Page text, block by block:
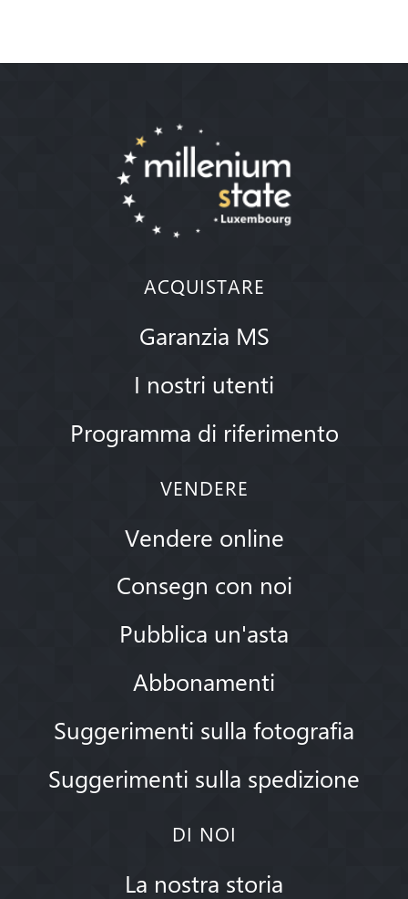
ACQUISTARE
Garanzia MS
I nostri utenti
Programma di riferimento
VENDERE
Vendere online
Consegn con noi
Pubblica un'asta
Abbonamenti
Suggerimenti sulla fotografia
Suggerimenti sulla spedizione
DI NOI
La nostra storia